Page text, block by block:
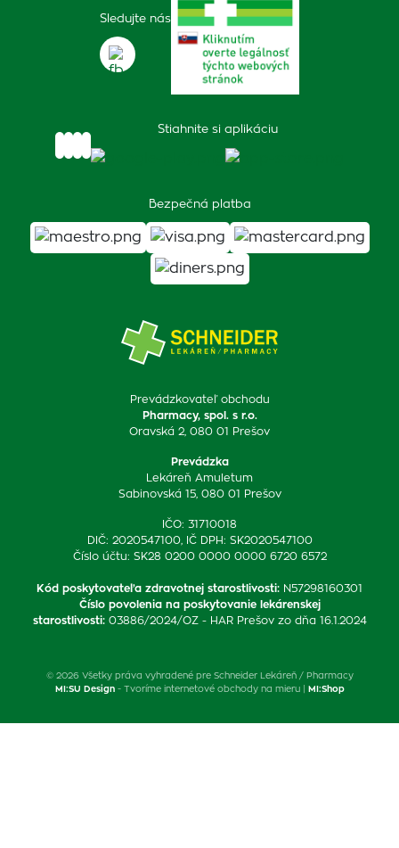
Prevádzkovateľ obchodu
Pharmacy, spol. s r.o.
Oravská 2, 080 01 Prešov
Prevádzka
Lekáreň Amuletum
Sabinovská 15, 080 01 Prešov
IČO: 31710018
DIČ: 2020547100, IČ DPH: SK2020547100
Číslo účtu: SK28 0200 0000 0000 6720 6572
Kód poskytovateľa zdravotnej starostlivosti: N57298160301
Číslo povolenia na poskytovanie lekárenskej
starostlivosti: 03886/2024/OZ - HAR Prešov zo dňa 16.1.2024
Sledujte nás
Stiahnite si aplikáciu
Bezpečná platba
© 2026 Všetky práva vyhradené pre Schneider Lekáreň / Pharmacy
MI:SU Design- Tvoríme internetové obchody na mieru | MI:Shop